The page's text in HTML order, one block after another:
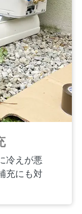
冷えが悪
充にも対